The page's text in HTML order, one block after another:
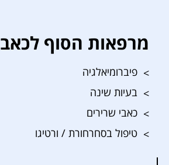
מרפאות הסוף לכאב
פיברומיאלגיה
בעיות שינה
כאבי שרירים
טיפול בסחרחורת / ורטיגו